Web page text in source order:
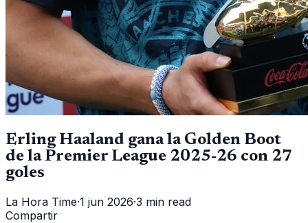
Erling Haaland gana la Golden Boot
de la Premier League 2025-26 con 27
goles
La Hora Time·1 jun 2026·3 min read
Compartir